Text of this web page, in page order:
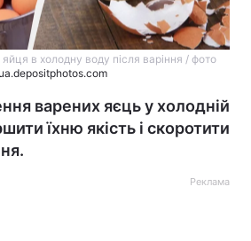
в холодну воду після варіння / фото
ua.depositphotos.com
варених яєць у холодній
їхню якість і скоротити
Реклама